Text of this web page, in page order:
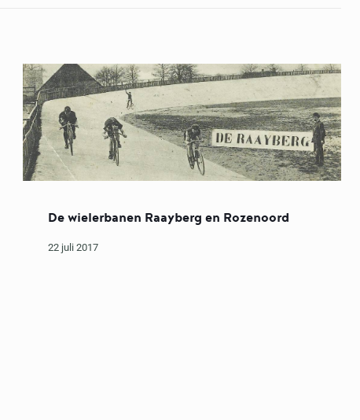
De wielerbanen Raayberg en Rozenoord
22 juli 2017